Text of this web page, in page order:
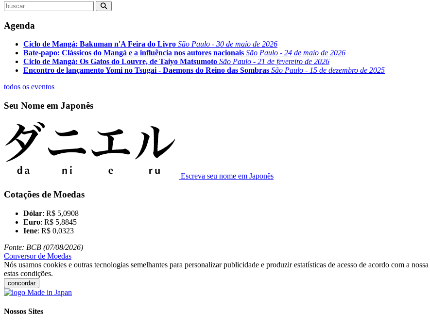
Agenda
Ciclo de Mangá: Bakuman n'A Feira do Livro São Paulo - 30 de maio de 2026
Bate-papo: Clássicos do Mangá e a influência nos autores nacionais São Paulo - 24 de maio de 2026
Ciclo de Mangá: Os Gatos do Louvre, de Taiyo Matsumoto São Paulo - 21 de fevereiro de 2026
Encontro de lançamento Yomi no Tsugai - Daemons do Reino das Sombras São Paulo - 15 de dezembro de 2025
todos os eventos
Seu Nome em Japonês
Escreva seu nome em Japonês
Cotações de Moedas
Dólar: R$ 5,0908
Euro: R$ 5,8845
Iene: R$ 0,0323
Fonte: BCB (07/08/2026)
Conversor de Moedas
Nós usamos cookies e outras tecnologias semelhantes para personalizar publicidade e produzir estatísticas de acesso de acordo com a nossa
estas condições.
concordar
Nossos Sites